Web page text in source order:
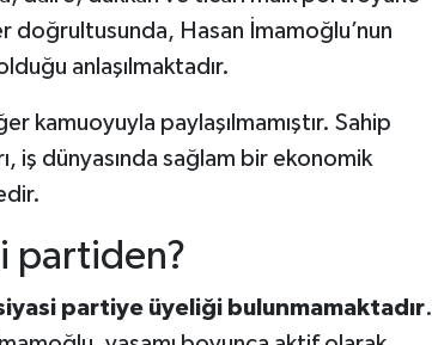
Hasan İmamoğlu’nun
anlaşılmaktadır.
kamuoyuyla paylaşılmamıştır. Sahip
iş dünyasında sağlam bir ekonomik
partiden?
partiye üyeliği bulunmamaktadır.